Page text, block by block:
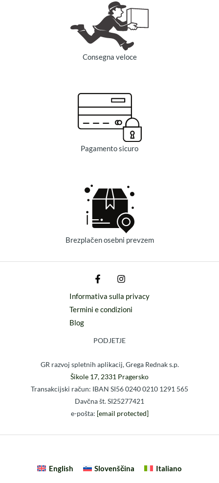
Consegna veloce
Pagamento sicuro
Brezplačen osebni prevzem
Informativa sulla privacy
Termini e condizioni
Blog
PODJETJE
GR razvoj spletnih aplikacij, Grega Rednak s.p.
Šikole 17, 2331 Pragersko
Transakcijski račun: IBAN SI56 0240 0210 1291 565
Davčna št. SI25277421
e-pošta: [email protected]
English Slovenščina Italiano